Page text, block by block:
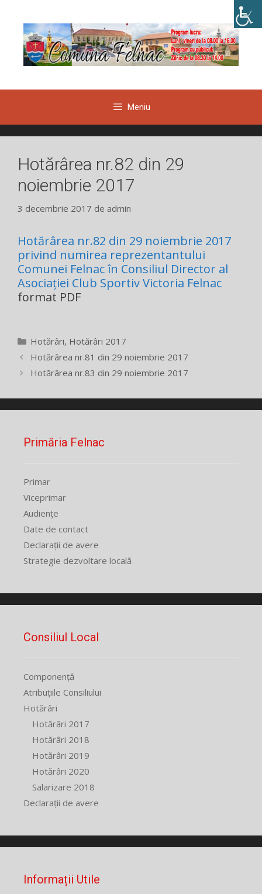
conținut
Meniu
Hotărârea nr.82 din 29
noiembrie 2017
3 decembrie 2017 de admin
Hotărârea nr.82 din 29 noiembrie 2017
privind numirea reprezentantului
Comunei Felnac în Consiliul Director al
Asociației Club Sportiv Victoria Felnac
format PDF
Categorii
Hotărâri, Hotărâri 2017
Hotărârea nr.81 din 29 noiembrie 2017
Hotărârea nr.83 din 29 noiembrie 2017
Primăria Felnac
Primar
Viceprimar
Audiențe
Date de contact
Declarații de avere
Strategie dezvoltare locală
Consiliul Local
Componență
Atribuțiile Consiliului
Hotărâri
Hotărâri 2017
Hotărâri 2018
Hotărâri 2019
Hotărâri 2020
Salarizare 2018
Declarații de avere
Informații Utile